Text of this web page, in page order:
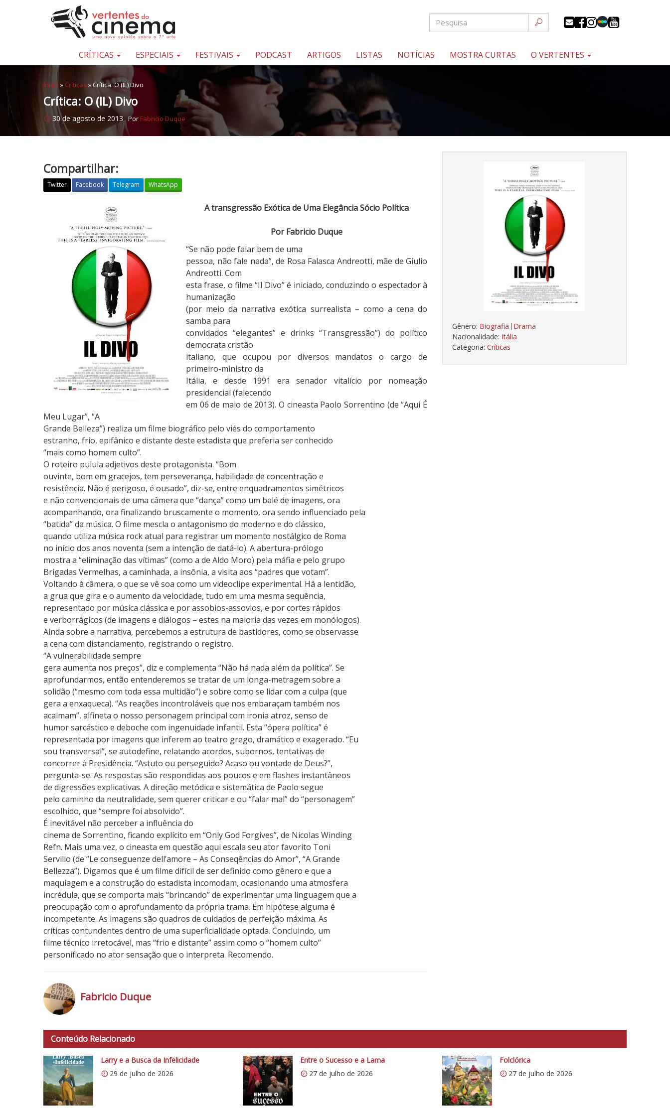
Pular para o conteúdo
Uma
sobre
sétima
arte
CRÍTICAS ESPECIAIS FESTIVAIS PODCAST ARTIGOS LISTAS NOTÍCIAS MOSTRA CURTAS O VERTENTES
Início » Críticas »Crítica: O (IL) Divo
Crítica: O (IL) Divo
30 de agosto de 2013 Por Fabricio Duque
Gênero: Biografia Drama
Nacionalidade: Itália
Categoria: Críticas
Compartilhar:
Twitter Facebook Telegram WhatsApp
A transgressão Exótica de Uma Elegância Sócio Política
Por Fabricio Duque
“Se não pode falar bem de uma
pessoa, não fale nada”, de Rosa Falasca Andreotti, mãe de Giulio
Andreotti. Com
esta frase, o filme “Il Divo” é iniciado, conduzindo o espectador à
humanização
(por meio da narrativa exótica surrealista – como a cena do
samba para
convidados “elegantes” e drinks “Transgressão”) do político
democrata cristão
italiano, que ocupou por diversos mandatos o cargo de
primeiro-ministro da
Itália, e desde 1991 era senador vitalício por nomeação
presidencial (falecendo
em 06 de maio de 2013). O cineasta Paolo Sorrentino (de “Aqui É
Meu Lugar”, “A
Grande Belleza”) realiza um filme biográfico pelo viés do comportamento
estranho, frio, epifânico e distante deste estadista que preferia ser conhecido
“mais como homem culto”.
O roteiro pulula adjetivos deste protagonista. “Bom
ouvinte, bom em gracejos, tem perseverança, habilidade de concentração e
resistência. Não é perigoso, é ousado”, diz-se, entre enquadramentos simétricos
e não convencionais de uma câmera que “dança” como um balé de imagens, ora
acompanhando, ora finalizando bruscamente o momento, ora sendo influenciado pela
“batida” da música. O filme mescla o antagonismo do moderno e do clássico,
quando utiliza música rock atual para registrar um momento nostálgico de Roma
no início dos anos noventa (sem a intenção de datá-lo). A abertura-prólogo
mostra a “eliminação das vítimas” (como a de Aldo Moro) pela máfia e pelo grupo
Brigadas Vermelhas, a caminhada, a insônia, a visita aos “padres que votam”.
Voltando à câmera, o que se vê soa como um videoclipe experimental. Há a lentidão,
a grua que gira e o aumento da velocidade, tudo em uma mesma sequência,
representado por música clássica e por assobios-assovios, e por cortes rápidos
e verborrágicos (de imagens e diálogos – estes na maioria das vezes em monólogos).
Ainda sobre a narrativa, percebemos a estrutura de bastidores, como se observasse
a cena com distanciamento, registrando o registro.
“A vulnerabilidade sempre
gera aumenta nos preços”, diz e complementa “Não há nada além da política”. Se
aprofundarmos, então entenderemos se tratar de um longa-metragem sobre a
solidão (“mesmo com toda essa multidão”) e sobre como se lidar com a culpa (que
gera a enxaqueca). “As reações incontroláveis que nos embaraçam também nos
acalmam”, alfineta o nosso personagem principal com ironia atroz, senso de
humor sarcástico e deboche com ingenuidade infantil. Esta “ópera política” é
representada por imagens que inferem ao teatro grego, dramático e exagerado. “Eu
sou transversal”, se autodefine, relatando acordos, subornos, tentativas de
concorrer à Presidência. “Astuto ou perseguido? Acaso ou vontade de Deus?”,
pergunta-se. As respostas são respondidas aos poucos e em flashes instantâneos
de digressões explicativas. A direção metódica e sistemática de Paolo segue
pelo caminho da neutralidade, sem querer criticar e ou “falar mal” do “personagem”
escolhido, que “sempre foi absolvido”.
É inevitável não perceber a influência do
cinema de Sorrentino, ficando explícito em “Only God Forgives”, de Nicolas Winding
Refn. Mais uma vez, o cineasta em questão aqui escala seu ator favorito Toni
Servillo (de “Le conseguenze dell’amore – As Conseqências do Amor”, “A Grande
Bellezza”). Digamos que é um filme difícil de ser definido como gênero e que a
maquiagem e a construção do estadista incomodam, ocasionando uma atmosfera
incrédula, que se comporta mais “brincando” de experimentar uma linguagem que a
preocupação com o aprofundamento da própria trama. Em hipótese alguma é
incompetente. As imagens são quadros de cuidados de perfeição máxima. As
críticas contundentes dentro de uma superficialidade optada. Concluindo, um
filme técnico irretocável, mas “frio e distante” assim como o “homem culto”
personificado no ator sensação que o interpreta. Recomendo.
t
p
s
:
/
/
Fabricio Duque
Conteúdo Relacionado
Larry e a Busca da Infelicidade
29 de julho de 2026
Entre o Sucesso e a Lama
27 de julho de 2026
Folclórica
27 de julho de 2026